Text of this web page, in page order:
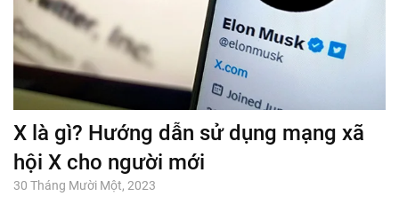
X là gì? Hướng dẫn sử dụng mạng xã
hội X cho người mới
30 Tháng Mười Một, 2023